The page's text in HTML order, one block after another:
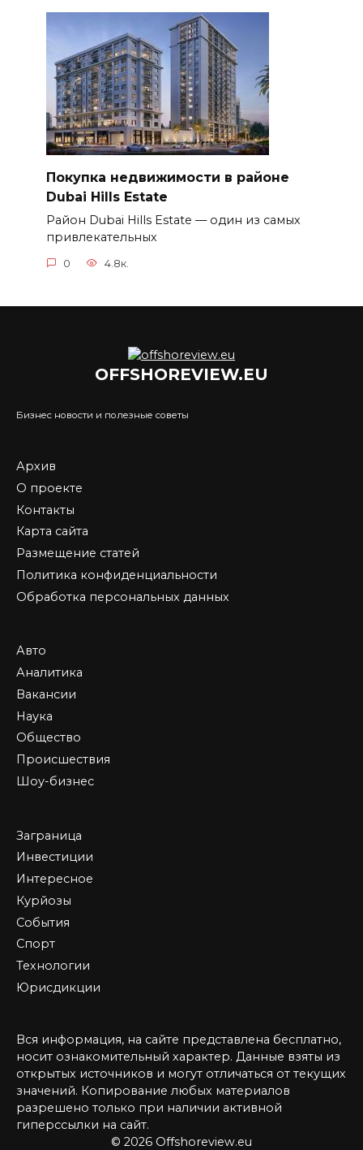
Покупка недвижимости в районе
Dubai Hills Estate
Район Dubai Hills Estate — один из самых
привлекательных
0 4.8к.
OFFSHOREVIEW.EU
Бизнес новости и полезные советы
Архив
О проекте
Контакты
Карта сайта
Размещение статей
Политика конфиденциальности
Обработка персональных данных
Авто
Аналитика
Вакансии
Наука
Общество
Происшествия
Шоу-бизнес
Заграница
Инвестиции
Интересное
Курйозы
События
Спорт
Технологии
Юрисдикции
Вся информация, на сайте представлена бесплатно,
носит ознакомительный характер. Данные взяты из
открытых источников и могут отличаться от текущих
значений. Копирование любых материалов
разрешено только при наличии активной
гиперссылки на сайт.
© 2026 Offshoreview.eu